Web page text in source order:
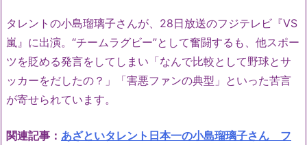
タレントの小島瑠璃子さんが、28日放送のフジテレビ『VS
嵐』に出演。“チームラグビー”として奮闘するも、他スポー
ツを貶める発言をしてしまい「なんで比較として野球とサ
ッカーをだしたの？」「害悪ファンの典型」といった苦言
が寄せられています。
関連記事： あざといタレント日本一の小島瑠璃子さん フ